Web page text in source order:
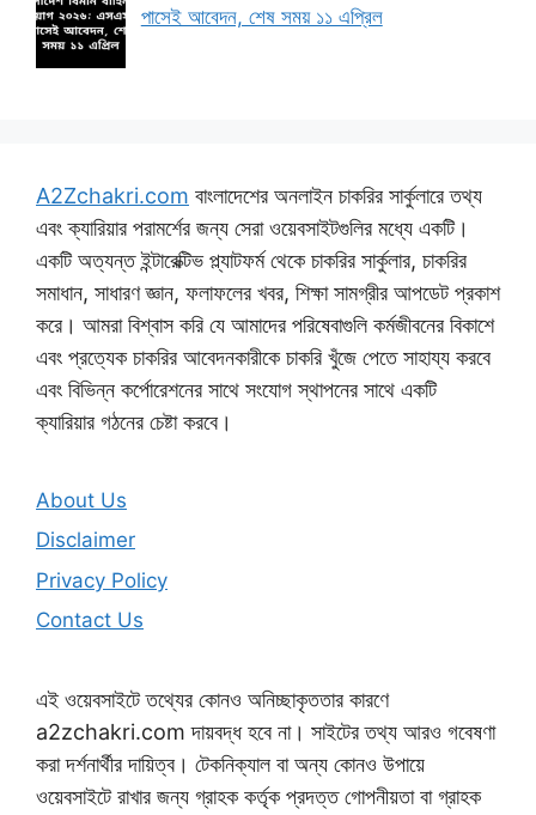
পাসেই আবেদন, শেষ সময় ১১ এপ্রিল
A2Zchakri.com বাংলাদেশের অনলাইন চাকরির সার্কুলারে তথ্য
এবং ক্যারিয়ার পরামর্শের জন্য সেরা ওয়েবসাইটগুলির মধ্যে একটি।
একটি অত্যন্ত ইন্টারেক্টিভ প্ল্যাটফর্ম থেকে চাকরির সার্কুলার, চাকরির
সমাধান, সাধারণ জ্ঞান, ফলাফলের খবর, শিক্ষা সামগ্রীর আপডেট প্রকাশ
করে। আমরা বিশ্বাস করি যে আমাদের পরিষেবাগুলি কর্মজীবনের বিকাশে
এবং প্রত্যেক চাকরির আবেদনকারীকে চাকরি খুঁজে পেতে সাহায্য করবে
এবং বিভিন্ন কর্পোরেশনের সাথে সংযোগ স্থাপনের সাথে একটি
ক্যারিয়ার গঠনের চেষ্টা করবে।
About Us
Disclaimer
Privacy Policy
Contact Us
এই ওয়েবসাইটে তথ্যের কোনও অনিচ্ছাকৃততার কারণে
a2zchakri.com দায়বদ্ধ হবে না। সাইটের তথ্য আরও গবেষণা
করা দর্শনার্থীর দায়িত্ব। টেকনিক্যাল বা অন্য কোনও উপায়ে
ওয়েবসাইটে রাখার জন্য গ্রাহক কর্তৃক প্রদত্ত গোপনীয়তা বা গ্রাহক